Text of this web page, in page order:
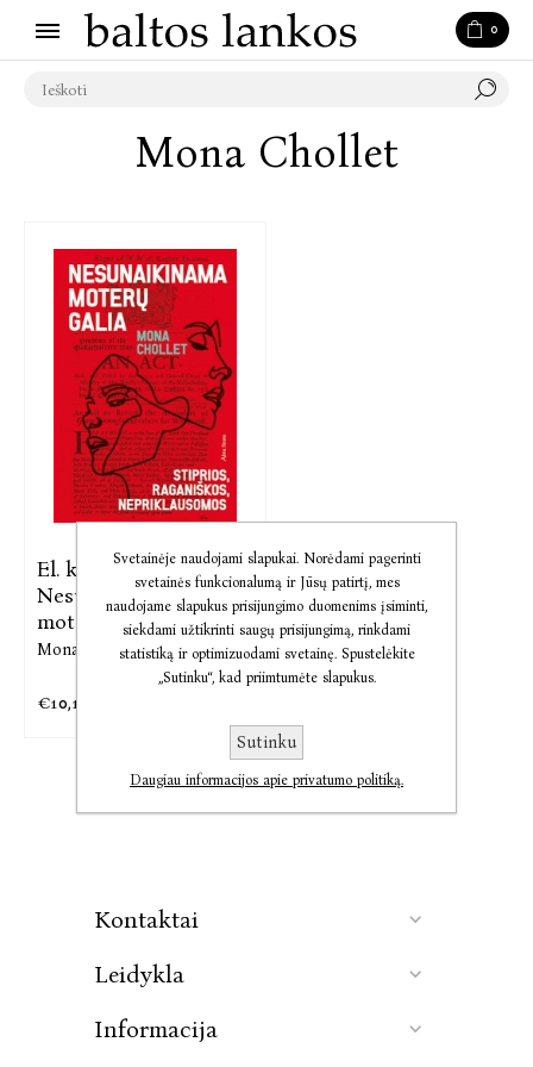
0
Mona Chollet
El. knyga
Nesunaikinama
moterų
Mona Chollet
€10,18
Kontaktai
Leidykla
Informacija
Svetainėje naudojami slapukai. Norėdami pagerinti
svetainės funkcionalumą ir Jūsų patirtį, mes
naudojame slapukus prisijungimo duomenims įsiminti,
siekdami užtikrinti saugų prisijungimą, rinkdami
statistiką ir optimizuodami svetainę. Spustelėkite
„Sutinku“, kad priimtumėte slapukus.
Sutinku
Daugiau informacijos apie privatumo politiką.